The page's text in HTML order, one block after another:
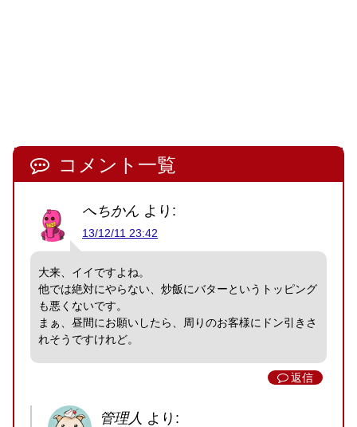
コメント一覧
へちかん より:
13/12/11 23:42
大来、イイですよね。
他では絶対にやらない、炒飯にバターというトッピング
も悪くないです。
まぁ、昼間にお願いしたら、周りのお客様にドン引きさ
れそうですけれど。
返信
管理人 より: